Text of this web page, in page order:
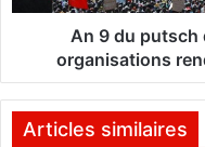
c
s
d
e
An 9 du putsch
organisations
Articles similaires